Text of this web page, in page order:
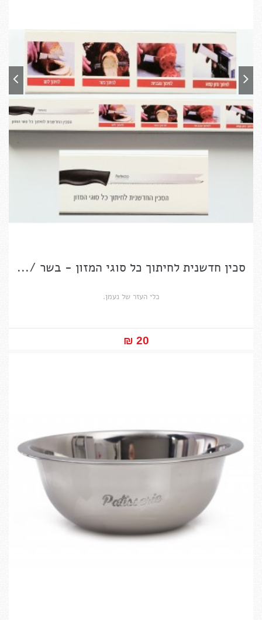
סכין חדשנית לחיתוך כל סוגי המזון - בשר /...
כלי העזר של נעמן.
20 ₪‎